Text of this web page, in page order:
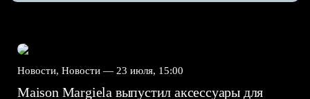
Новости, Новости — 23 июля, 15:00
Maison Margiela выпустил аксессуары для